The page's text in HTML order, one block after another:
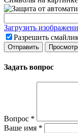
Загрузить
Разрешить
Задать вопрос
Вопрос *
Ваше имя *